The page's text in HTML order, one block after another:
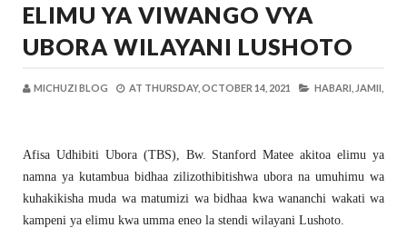
ELIMU YA VIWANGO VYA
UBORA WILAYANI LUSHOTO
MICHUZI BLOG AT THURSDAY, OCTOBER 14, 2021 HABARI, JAMII,
Afisa Udhibiti Ubora (TBS), Bw. Stanford Matee akitoa elimu ya
namna ya kutambua bidhaa zilizothibitishwa ubora na umuhimu wa
kuhakikisha muda wa matumizi wa bidhaa kwa wananchi wakati wa
kampeni ya elimu kwa umma eneo la stendi wilayani Lushoto.